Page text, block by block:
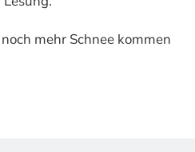
mehr Schnee kommen